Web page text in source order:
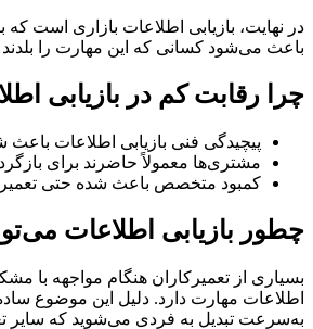
در نهایت، بازیابی اطلاعات بازاری است
باعث می‌شود کسانی که این مهارت را بلدند
چرا رقابت کم در بازیابی
پیچیدگی فنی بازیابی اطلاعات باعث
مشتری‌ها معمولاً حاضرند برای
کمبود متخصص باعث شده حتی
چطور بازیابی اطلاعات
بسیاری از تعمیرکاران هنگام مواجهه با
اطلاعات مهارت دارد. دلیل این موضوع
به‌سرعت تبدیل به فردی می‌شوید که سایر